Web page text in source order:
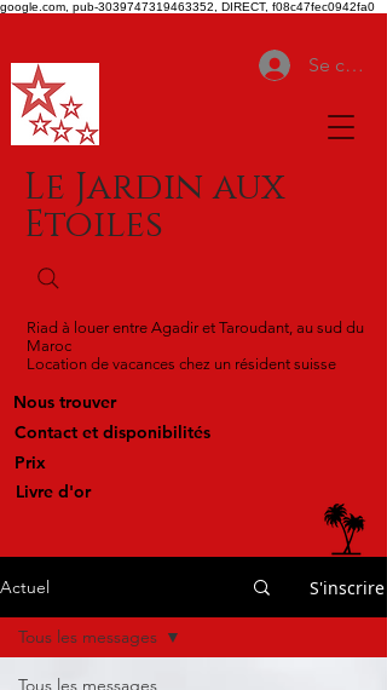
google.com, pub-3039747319463352, DIRECT, f08c47fec0942fa0
Se
Le Jardin aux
Etoiles
Riad à louer entre Agadir et Taroudant, au sud du
Maroc
Location de vacances chez un résident suisse
Nous trouver
Contact et disponibilités
Prix
Livre d'or
Actuel S'inscrire
Tous les messages
Tous les messages